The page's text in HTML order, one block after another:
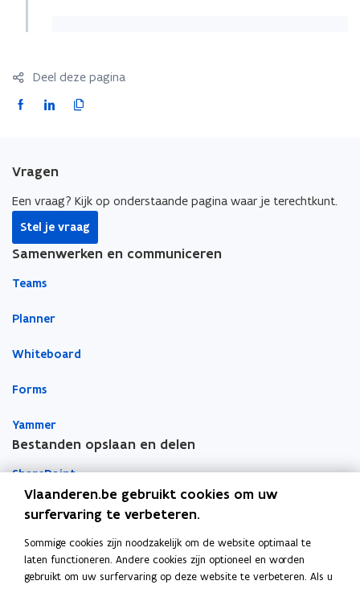
Deel deze pagina
F
b
o
o
p
n
i
n
e
u
w
L
e
d
n
o
n
i
n
e
u
w
v
e
s
t
K
e
i
a
m
b
o
r
Vragen
Een vraag? Kijk op onderstaande pagina waar je terechtkunt.
Stel je vraag
Samenwerken en communiceren
Teams
Planner
Whiteboard
Forms
Yammer
Bestanden opslaan en delen
SharePoint
Teams
OneDrive
Apps voor persoonlijke productiviteit
Vlaanderen.be gebruikt cookies om uw
surfervaring te verbeteren.
Sommige cookies zijn noodzakelijk om de website optimaal te
laten functioneren. Andere cookies zijn optioneel en worden
gebruikt om uw surfervaring op deze website te verbeteren. Als u